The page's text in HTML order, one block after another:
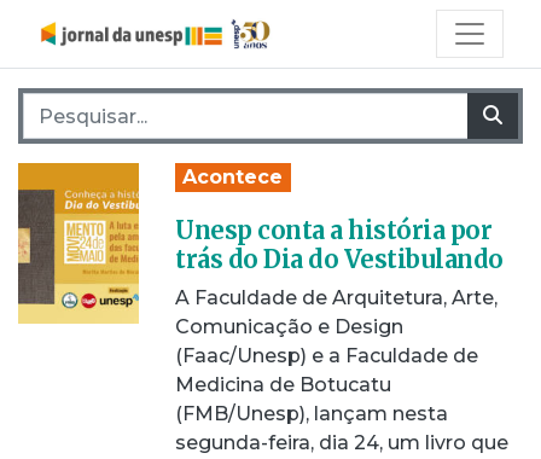
Pesquisar por:
Acontece
Unesp conta a história por
trás do Dia do Vestibulando
A Faculdade de Arquitetura, Arte,
Comunicação e Design
(Faac/Unesp) e a Faculdade de
Medicina de Botucatu
(FMB/Unesp), lançam nesta
segunda-feira, dia 24, um livro que